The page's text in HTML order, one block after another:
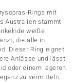
Rings mit
Australien stammt.
weiße
die alle in
Dieser Ring eignet
Anlässe und lässt
oder einem legeren
zu vermitteln.